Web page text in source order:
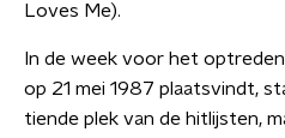
Loves Me).
In de week voor het
op 21 mei 1987 plaatsvindt,
tiende plek van de hitlijsten,